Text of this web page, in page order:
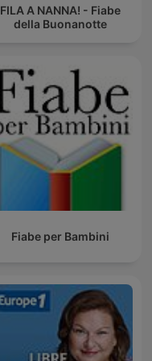
FILA A NANNA! - Fiabe
della Buonanotte
Fiabe per Bambini